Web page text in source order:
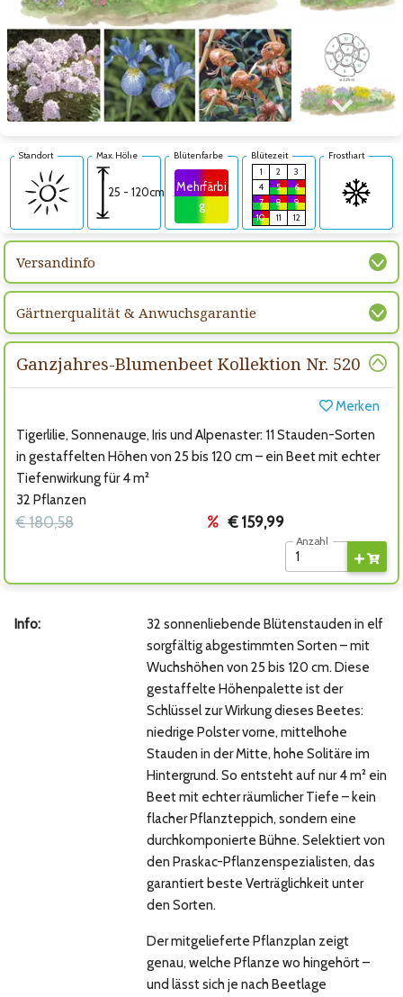
Zum nächsten Bild
Standort Max. Höhe
25 - 120cm
Blütenfarbe
Mehrfärbi
g
Blütezeit
1
2
3
4
5
6
7
8
9
10
11 12
Frosthart
Versandinfo
Gärtnerqualität & Anwuchsgarantie
Ganzjahres-Blumenbeet Kollektion Nr. 520
Merken
Tigerlilie, Sonnenauge, Iris und Alpenaster: 11 Stauden-Sorten
in gestaffelten Höhen von 25 bis 120 cm – ein Beet mit echter
Tiefenwirkung für 4 m²
32 Pflanzen
€ 180,58 € 159,99
Anzahl
Info:
32 sonnenliebende Blütenstauden in elf
sorgfältig abgestimmten Sorten – mit
Wuchshöhen von 25 bis 120 cm. Diese
gestaffelte Höhenpalette ist der
Schlüssel zur Wirkung dieses Beetes:
niedrige Polster vorne, mittelhohe
Stauden in der Mitte, hohe Solitäre im
Hintergrund. So entsteht auf nur 4 m² ein
Beet mit echter räumlicher Tiefe – kein
flacher Pflanzteppich, sondern eine
durchkomponierte Bühne. Selektiert von
den Praskac-Pflanzenspezialisten, das
garantiert beste Verträglichkeit unter
den Sorten.
Der mitgelieferte Pflanzplan zeigt
genau, welche Pflanze wo hingehört –
und lässt sich je nach Beetlage